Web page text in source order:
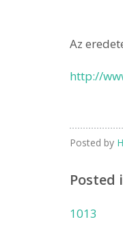
Az
http://
Posted by
Posted
1013